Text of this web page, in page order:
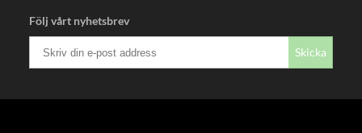
Följ vårt nyhetsbrev
Skicka